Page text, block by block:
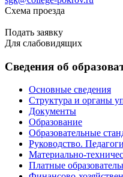
Схема проезда
Подать заявку
Для слабовидящих
Сведения об
Основные сведения
Структура и органы
Документы
Образование
Образовательные
Руководство.
Материально-
Платные